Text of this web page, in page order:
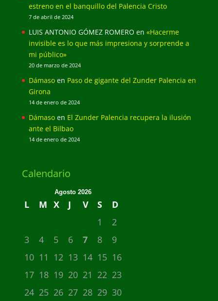
estreno en el banquillo del Palencia Cristo
7 de abril de 2024
LUIS ANTONIO GÓMEZ ROMERO en «Hacerme
invisible es lo que más impresiona y sorprende a
mi público»
20 de marzo de 2024
Dámasoen Paso de gigante del Zunder Palencia en
Girona
14 de enero de 2024
Dámasoen El Zunder Palencia recupera la ilusión
ante el Bilbao
14 de enero de 2024
Calendario
Agosto 2026
L M X J V S
D
1
2
3
4 5 6 7 8
9
10 11 12 13 14 15 16
17 18 19 20 21 22 23
24 25 26 27 28 29 30